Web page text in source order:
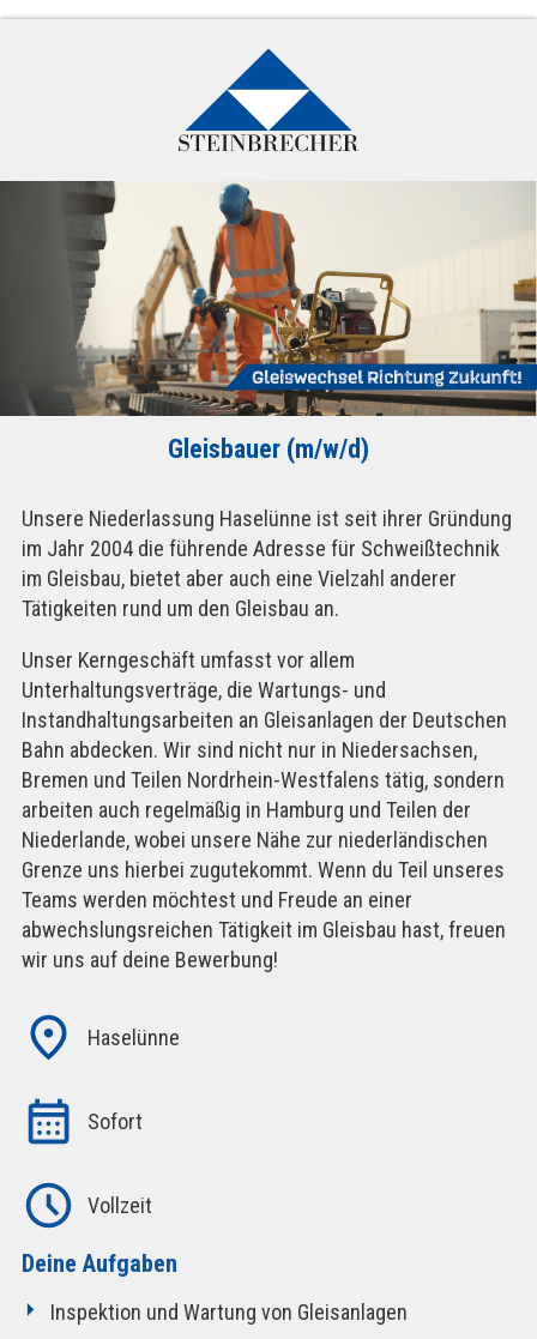
Gleisbauer (m/w/d)
Unsere Niederlassung Haselünne ist seit ihrer Gründung
im Jahr 2004 die führende Adresse für Schweißtechnik
im Gleisbau, bietet aber auch eine Vielzahl anderer
Tätigkeiten rund um den Gleisbau an.
Unser Kerngeschäft umfasst vor allem
Unterhaltungsverträge, die Wartungs- und
Instandhaltungsarbeiten an Gleisanlagen der Deutschen
Bahn abdecken. Wir sind nicht nur in Niedersachsen,
Bremen und Teilen Nordrhein-Westfalens tätig, sondern
arbeiten auch regelmäßig in Hamburg und Teilen der
Niederlande, wobei unsere Nähe zur niederländischen
Grenze uns hierbei zugutekommt. Wenn du Teil unseres
Teams werden möchtest und Freude an einer
abwechslungsreichen Tätigkeit im Gleisbau hast, freuen
wir uns auf deine Bewerbung!
Haselünne
Sofort
Vollzeit
Deine Aufgaben
Inspektion und Wartung von Gleisanlagen